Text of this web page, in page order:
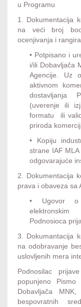
u Programu
1. Dokumentacija
na veći broj
ocenjivanja i
• Potpisano i
i/ili Dobavljača
Agencije. Uz
aktivnom
dostavljanja
(uverenje ili
formatu ili
priroda
• Kopiju
strane IAF
odgovarajuće
2. Dokumentacija
prava i obaveza sa
• Ugovor o
Podnosioca
3. Dokumantacija
na odobravanje
uslovljenih mera
Podnosilac
popunjeno
Dobavljača
bespovratnih